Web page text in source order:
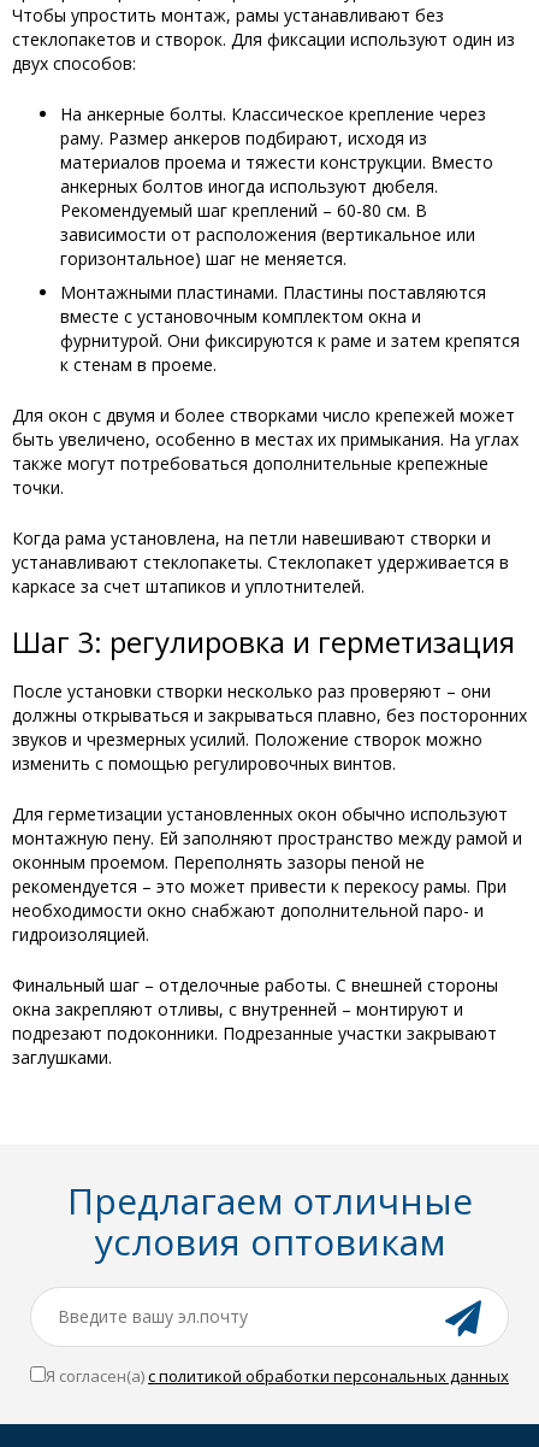
Чтобы упростить монтаж, рамы устанавливают без
стеклопакетов и створок. Для фиксации используют один из
двух способов:
На анкерные болты. Классическое крепление через
раму. Размер анкеров подбирают, исходя из
материалов проема и тяжести конструкции. Вместо
анкерных болтов иногда используют дюбеля.
Рекомендуемый шаг креплений – 60-80 см. В
зависимости от расположения (вертикальное или
горизонтальное) шаг не меняется.
Монтажными пластинами. Пластины поставляются
вместе с установочным комплектом окна и
фурнитурой. Они фиксируются к раме и затем крепятся
к стенам в проеме.
Для окон с двумя и более створками число крепежей может
быть увеличено, особенно в местах их примыкания. На углах
также могут потребоваться дополнительные крепежные
точки.
Когда рама установлена, на петли навешивают створки и
устанавливают стеклопакеты. Стеклопакет удерживается в
каркасе за счет штапиков и уплотнителей.
Шаг 3: регулировка и герметизация
После установки створки несколько раз проверяют – они
должны открываться и закрываться плавно, без посторонних
звуков и чрезмерных усилий. Положение створок можно
изменить с помощью регулировочных винтов.
Для герметизации установленных окон обычно используют
монтажную пену. Ей заполняют пространство между рамой и
оконным проемом. Переполнять зазоры пеной не
рекомендуется – это может привести к перекосу рамы. При
необходимости окно снабжают дополнительной паро- и
гидроизоляцией.
Финальный шаг – отделочные работы. С внешней стороны
окна закрепляют отливы, с внутренней – монтируют и
подрезают подоконники. Подрезанные участки закрывают
заглушками.
Предлагаем отличные
условия оптовикам
Я согласен(a)с политикой обработки персональных данных